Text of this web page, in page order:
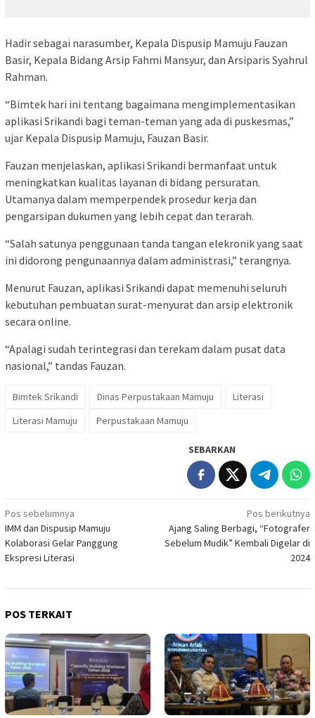
Hadir sebagai narasumber, Kepala Dispusip Mamuju Fauzan
Basir, Kepala Bidang Arsip Fahmi Mansyur, dan Arsiparis Syahrul
Rahman.
“Bimtek hari ini tentang bagaimana mengimplementasikan
aplikasi Srikandi bagi teman-teman yang ada di puskesmas,”
ujar Kepala Dispusip Mamuju, Fauzan Basir.
Fauzan menjelaskan, aplikasi Srikandi bermanfaat untuk
meningkatkan kualitas layanan di bidang persuratan.
Utamanya dalam memperpendek prosedur kerja dan
pengarsipan dukumen yang lebih cepat dan terarah.
“Salah satunya penggunaan tanda tangan elekronik yang saat
ini didorong pengunaannya dalam administrasi,” terangnya.
Menurut Fauzan, aplikasi Srikandi dapat memenuhi seluruh
kebutuhan pembuatan surat-menyurat dan arsip elektronik
secara online.
“Apalagi sudah terintegrasi dan terekam dalam pusat data
nasional,” tandas Fauzan.
Bimtek Srikandi Dinas Perpustakaan Mamuju
Literasi
Literasi Mamuju
Perpustakaan Mamuju
SEBARKAN
Navigasi
pos
Pos sebelumnya
IMM dan Dispusip Mamuju
Kolaborasi Gelar Panggung
Ekspresi Literasi
Pos berikutnya
Ajang Saling Berbagi, “Fotografer
Sebelum Mudik” Kembali Digelar di
2024
POS TERKAIT